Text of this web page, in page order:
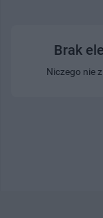
Brak
Niczego nie